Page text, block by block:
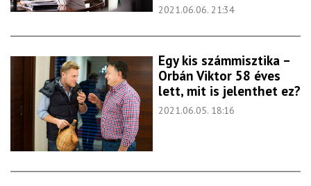
2021.06.06. 21:34
Egy kis számmisztika –
Orbán Viktor 58 éves
lett, mit is jelenthet ez?
2021.06.05. 18:16